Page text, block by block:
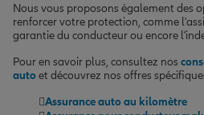
Nous vous proposons également des
renforcer votre protection, comme
garantie du conducteur ou encore
Pour en savoir plus, consultez nos
autoet découvrez nos offres
Assurance auto au kilomètre